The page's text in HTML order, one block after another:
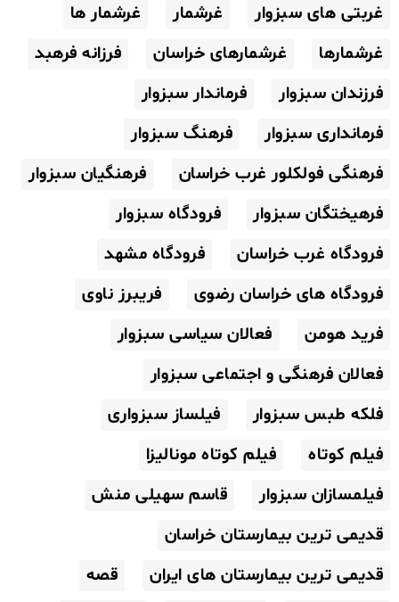
غربتی های سبزوار
غرشمار
غرشمار ها
غرشمارها
غرشمارهای خراسان
فرزانه فرهبد
فرزندان سبزوار
فرماندار سبزوار
فرمانداری سبزوار
فرهنگ سبزوار
فرهنگی فولکلور غرب خراسان
فرهنگیان سبزوار
فرهیختگان سبزوار
فرودگاه سبزوار
فرودگاه غرب خراسان
فرودگاه مشهد
فرودگاه های خراسان رضوی
فریبرز ناوی
فرید هومن
فعالان سیاسی سبزوار
فعالان فرهنگی و اجتماعی سبزوار
فلکه طبس سبزوار
فیلساز سبزواری
فیلم کوتاه
فیلم کوتاه مونالیزا
فیلمسازان سبزوار
قاسم سهیلی منش
قدیمی ترین بیمارستان خراسان
قدیمی ترین بیمارستان های ایران
قصه